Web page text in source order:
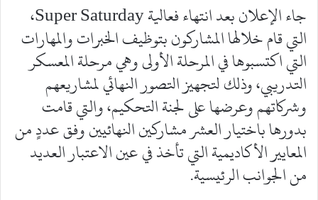
جاء الإعلان بعد انتهاء فعالية Super Saturday،
التي قام خلالها المشاركون بتوظيف الخبرات والمهارات
التي اكتسبوها في المرحلة الأولى وهي مرحلة المعسكر
التدريبي، وذلك لتجهيز التصور النهائي لمشاريعهم
وشركاتهم وعرضها على لجنة التحكيم، والتي قامت
بدورها باختيار العشر مشاركين النهائيين وفق عددٍ من
المعايير الأكاديمية التي تأخذ في عين الاعتبار العديد
من الجوانب الرئيسية.